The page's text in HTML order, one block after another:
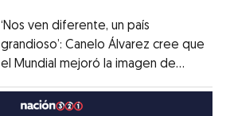
‘Nos ven diferente, un país
grandioso’: Canelo Álvarez cree que
el Mundial mejoró la imagen de